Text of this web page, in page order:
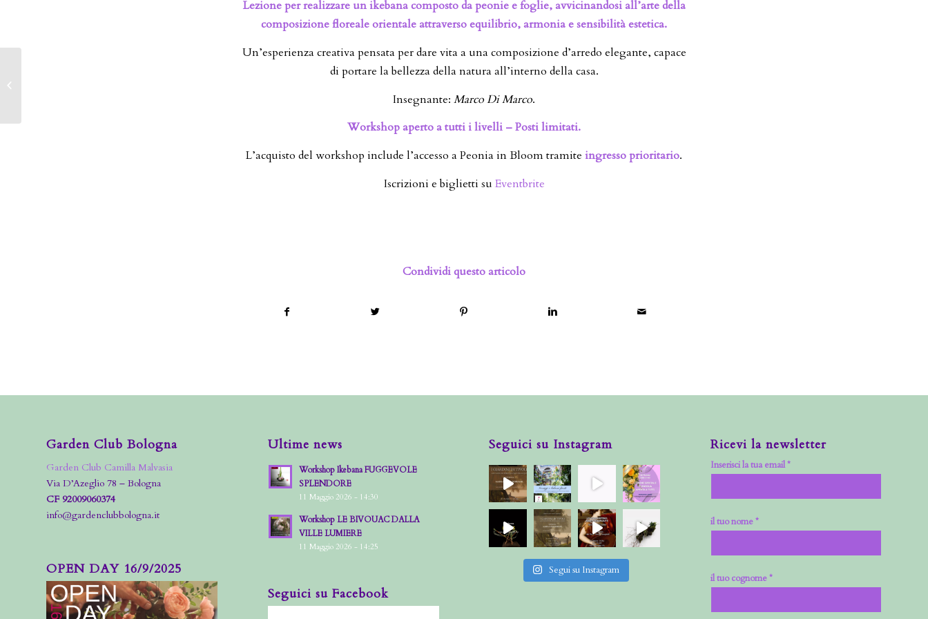
Lezione per realizzare un ikebana composto da peonie e foglie, avvicinandosi all’arte della
composizione floreale orientale attraverso equilibrio, armonia e sensibilità estetica.
Un’esperienza creativa pensata per dare vita a una composizione d’arredo elegante, capace
di portare la bellezza della natura all’interno della casa.
Insegnante: Marco Di Marco.
Workshop aperto a tutti i livelli – Posti limitati.
L’acquisto del workshop include l’accesso a Peonia in Bloom tramite ingresso prioritario.
Iscrizioni e biglietti su Eventbrite
Condividi questo articolo
Garden Club Bologna
Garden Club Camilla Malvasia
Via D’Azeglio 78 – Bologna
CF 92009060374
info@gardenclubbologna.it
OPEN DAY 16/9/2025
Ultime news
Workshop Ikebana FUGGEVOLE
SPLENDORE
11 Maggio 2026 - 14:30
Workshop LE BIVOUAC DALLA
VILLE LUMIERE
11 Maggio 2026 - 14:25
Seguici su Facebook
Seguici su Instagram
Segui su Instagram
Ricevi la newsletter
Inserisci la tua email *
il tuo nome *
il tuo cognome *